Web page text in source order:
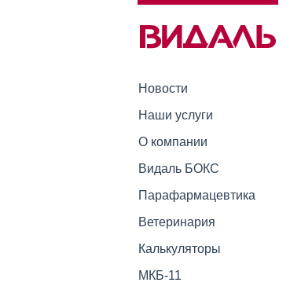
Новости
Наши услуги
О компании
Видаль БОКС
Парафармацевтика
Ветеринария
Калькуляторы
МКБ-11